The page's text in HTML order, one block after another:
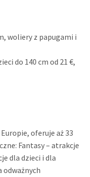
woliery z papugami i
do 140 cm od 21 €,
oferuje aż 33
Fantasy – atrakcje
dla dzieci i dla
odważnych